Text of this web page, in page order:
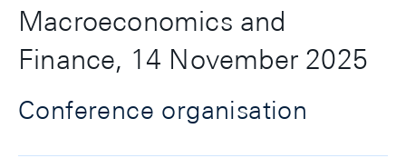
Macroeconomics and
Finance, 14 November 2025
Conference organisation